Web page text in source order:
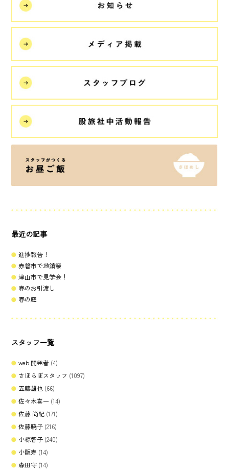
最近の記事
進捗報告！
赤磐市で地鎮祭
津山市で見学会！
春のお引渡し
春の庭
スタッフ一覧
web 開発者 (4)
さほらぼスタッフ (1097)
五藤雄也 (66)
佐々木喜一 (14)
佐藤 尚紀 (171)
佐藤暁子 (216)
小椋智子 (240)
小阪寿 (14)
森田守 (14)